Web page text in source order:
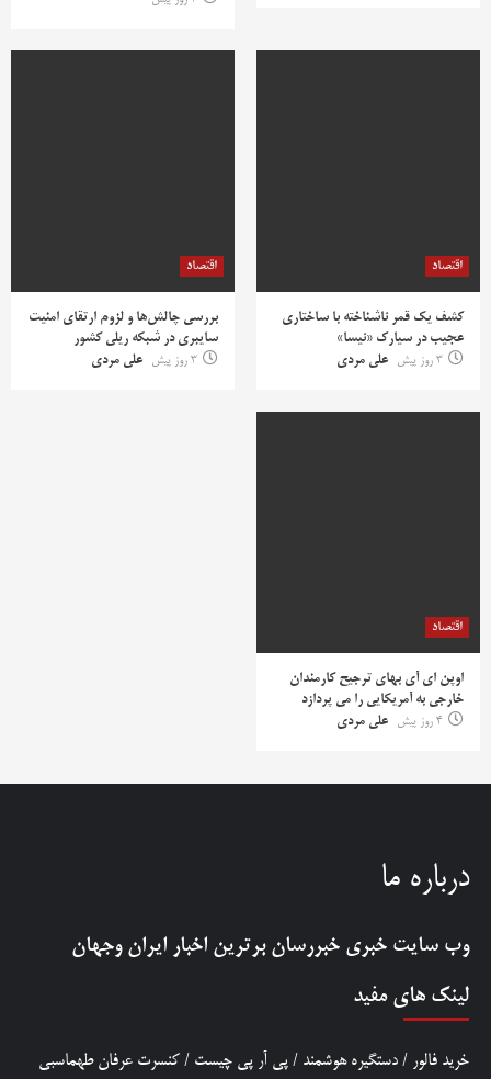
اقتصاد
کشف یک قمر ناشناخته با ساختاری
عجیب در سیارک «نیسا»
3 روز پیش
علی مردی
اقتصاد
بررسی چالش‌ها و لزوم ارتقای امنیت
سایبری در شبکه ریلی کشور
3 روز پیش
علی مردی
اقتصاد
اوپن ای آی بهای ترجیح کارمندان
خارجی به آمریکایی را می پردازد
4 روز پیش
علی مردی
درباره ما
وب سایت خبری خبررسان برترین اخبار ایران وجهان
لینک های مفید
خرید فالور / دستگیره هوشمند / پی آر پی چیست / کنسرت عرفان طهماسبی